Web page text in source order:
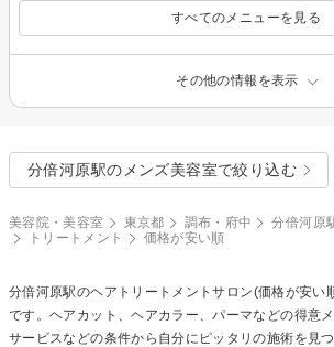
すべてのメニューを見る
その他の情報を表示
分倍河原駅のメンズ美容室で絞り込む
美容院・美容室 東京都 調布・府中 分倍河原
トリートメント
価格が安い順
分倍河原駅のヘアトリートメントサロン(価格が安い
です。ヘアカット、ヘアカラー、パーマなどの得意
サービスなどの条件から自分にピッタリの施術を見